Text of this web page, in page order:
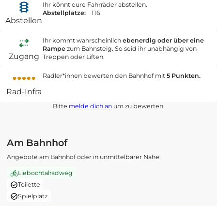
Abstellen
Ihr könnt eure Fahrräder abstellen.
Abstellplätze:
116
Zugang
Ihr kommt wahrscheinlich ebenerdig oder über eine
Rampezum Bahnsteig. So seid ihr unabhängig von
Treppen oder Liften.
Rad-Infra
Radler*innen bewerten den Bahnhof mit 5 Punkten.
Bitte melde dich anum zu bewerten.
Am Bahnhof
Angebote am Bahnhof oder in unmittelbarer Nähe:
Liebochtalradweg
Toilette
Spielplatz